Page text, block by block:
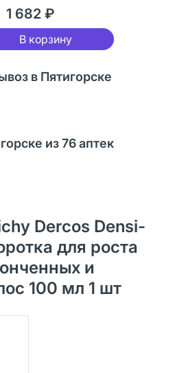
1 682 ₽
В корзину
в Пятигорске
из 76 аптек
Dercos Densi-
для роста
и
100 мл 1 шт